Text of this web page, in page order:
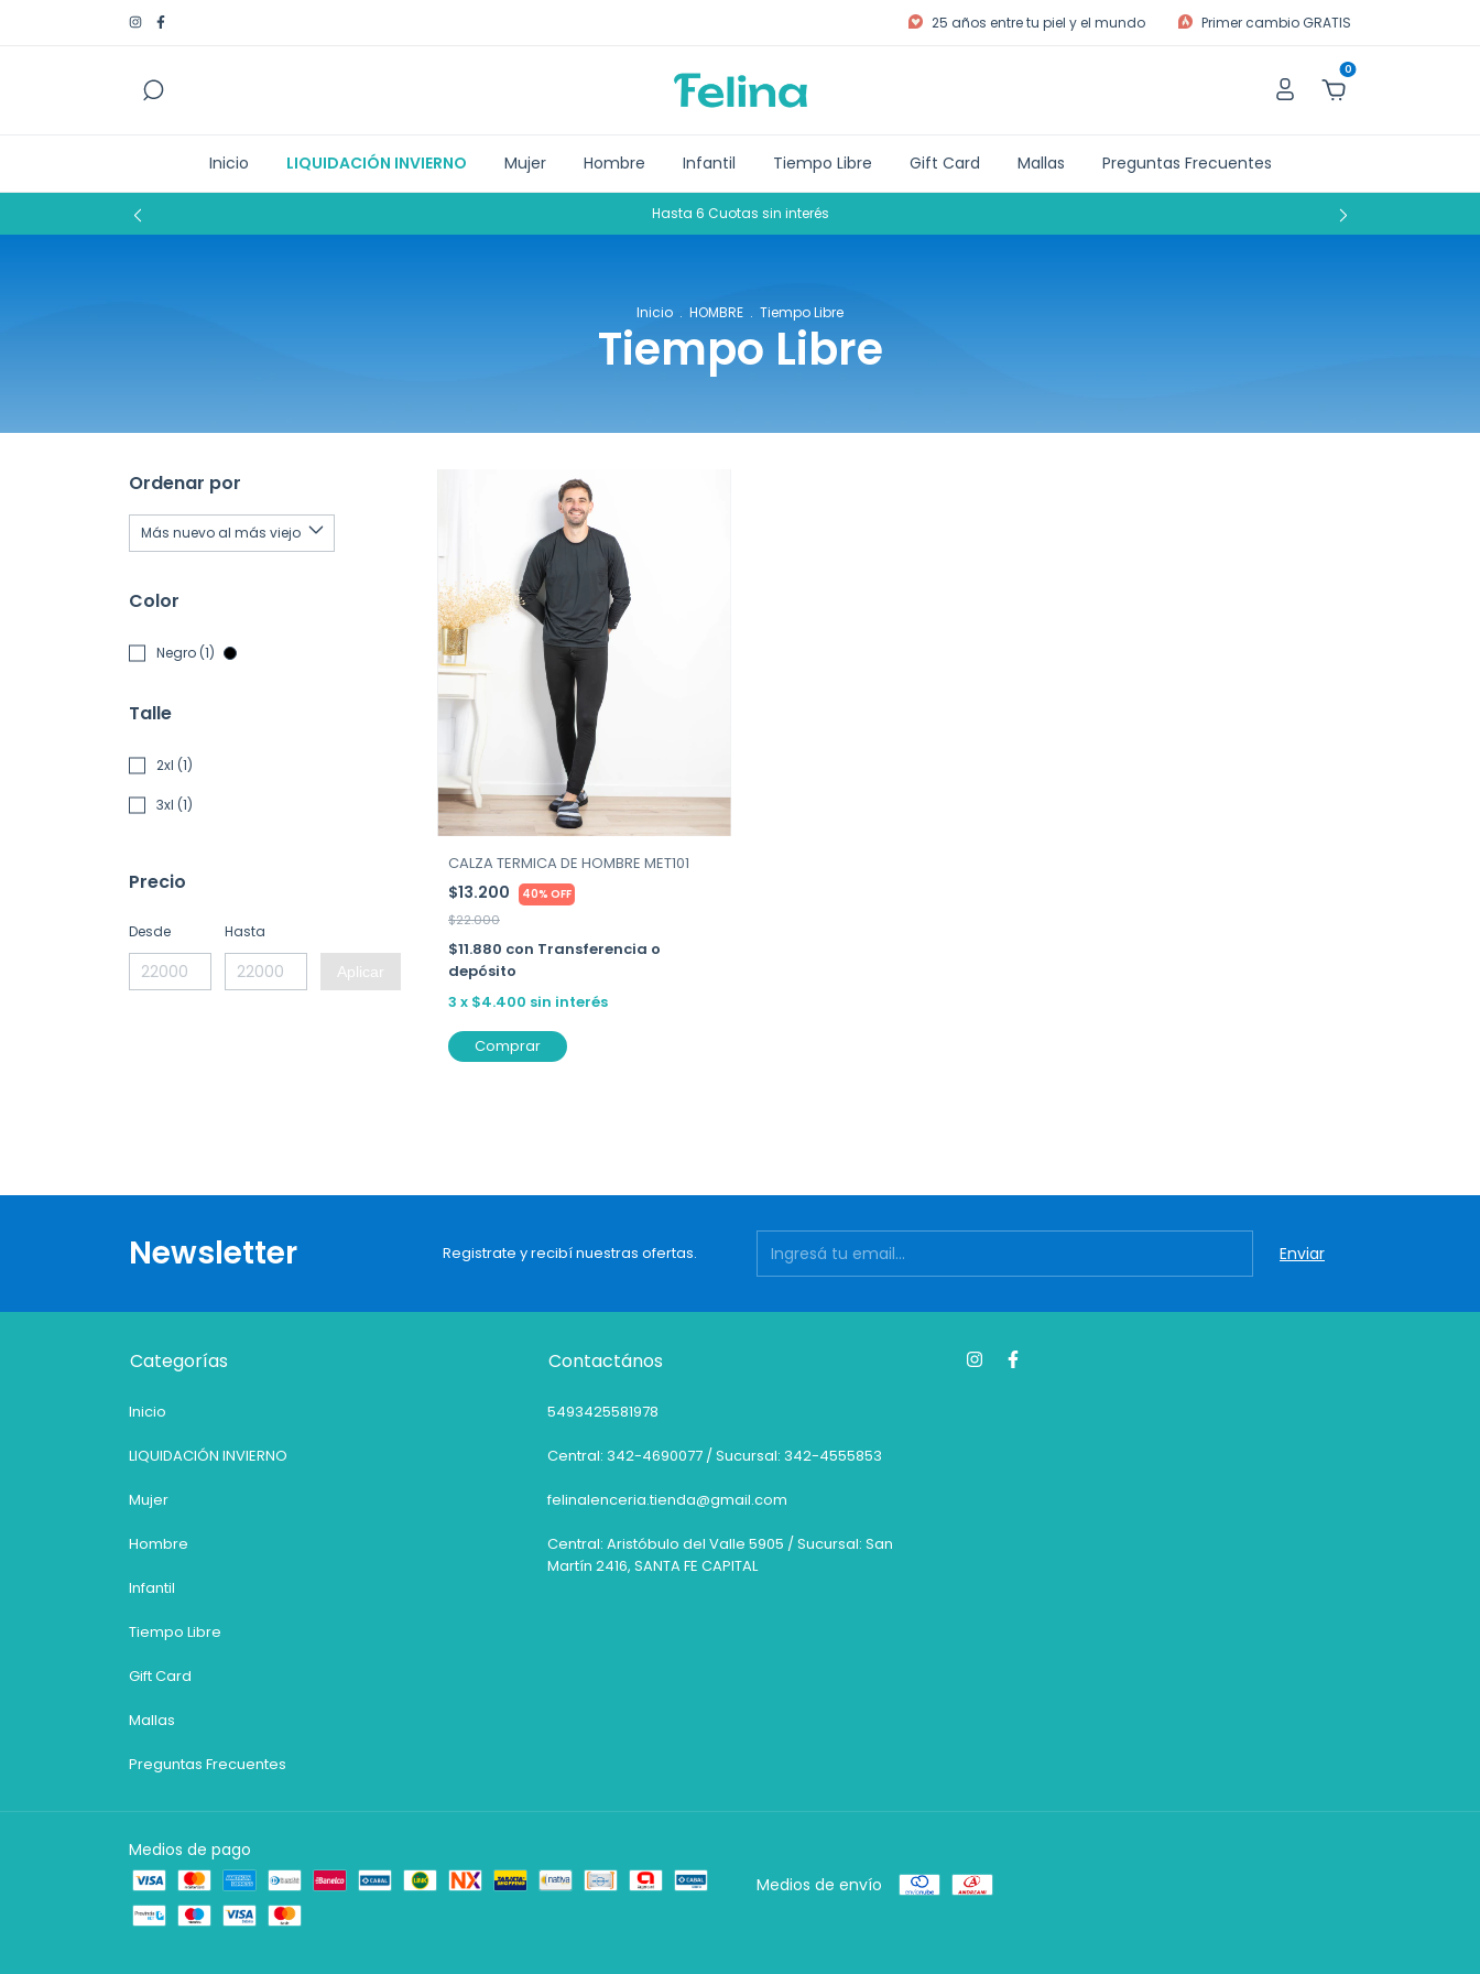
25 años entre tu piel y el mundo Primer cambio GRATIS
0
Inicio LIQUIDACIÓN INVIERNO Mujer Hombre Infantil Tiempo Libre Gift Card Mallas Preguntas Frecuentes
Hasta 6 Cuotas sin interés
Inicio . HOMBRE . Tiempo Libre
Tiempo Libre
Ordenar por
Color
Negro (1)
Talle
2xl (1)
3xl (1)
Precio
Desde Hasta
Aplicar
CALZA TERMICA DE HOMBRE MET101
$13.200 40% OFF
$22.000
$11.880 con Transferencia o
depósito
3 x $4.400 sin interés
Comprar
Newsletter Registrate y recibí nuestras ofertas.
Categorías
Inicio
LIQUIDACIÓN INVIERNO
Mujer
Hombre
Infantil
Tiempo Libre
Gift Card
Mallas
Preguntas Frecuentes
Contactános
5493425581978
Central: 342-4690077 / Sucursal: 342-4555853
felinalenceria.tienda@gmail.com
Central: Aristóbulo del Valle 5905 / Sucursal: San
Martín 2416, SANTA FE CAPITAL
Medios de pago
Medios de envío